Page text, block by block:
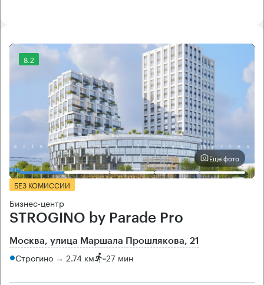
8.2
Еще фото
БЕЗ КОМИССИИ
Бизнес-центр
STROGINO by Parade Pro
Москва, улица Маршала Прошлякова, 21
Строгино → 2.74 км ~27 мин